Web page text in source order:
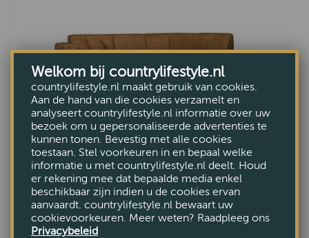
Hoekbank Fenne
€1945,-
Welkom bij countrylifestyle.nl
countrylifestyle.nl maakt gebruik van cookies.
Aan de hand van die cookies verzamelt en
analyseert countrylifestyle.nl informatie over uw
bezoek om u gepersonaliseerde advertenties te
kunnen tonen. Bevestig met alle cookies
toestaan. Stel voorkeuren in en bepaal welke
informatie u met countrylifestyle.nl deelt. Houd
er rekening mee dat bepaalde media enkel
beschikbaar zijn indien u de cookies ervan
aanvaardt. countrylifestyle.nl bewaart uw
cookievoorkeuren. Meer weten? Raadpleeg ons
Privacybeleid